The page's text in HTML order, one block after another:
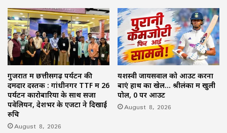
गुजरात में छत्तीसगढ़ पर्यटन की
दमदार दस्तक : गांधीनगर TTF में 26
पर्यटन कारोबारियों के साथ सजा
पवेलियन, देशभर के एजेंटों ने दिखाई
रुचि
August 8, 2026
यशस्वी जायसवाल को आउट करना
बाएं हाथ का खेल… श्रीलंका में खुली
पोल, 0 पर आउट
August 8, 2026